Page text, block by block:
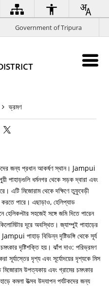
Government of Tripura
ভ্রমণ
জন্য প্রধান আকর্ষণ স্থান। Jampui
পাহাড়গুলি ধর্মনগর থেকে সড়ক দ্বারা এবং
এটি মিজোরাম থেকে দক্ষিণে তুফুবেড়ী
পারে। এছাড়াও, হেলিপ্যাড
সহজেই সঙ্গে জমি দিতে পারেন
দূরে অবস্থিত। জ্যাম্পুই পাহাড়ের
পাহাড় বিভিন্ন দৃষ্টিভঙ্গি থেকে সূর্য
দৃষ্টিশক্তি হয়। ঝাঁপ দাও: পরিভ্রমণ
সূর্যাস্তের দৃশ্য এবং সূর্যোদয়ের দৃশ্যকে মিস
মিজোরাম উপত্যকায় এবং গ্রামের চমৎকার
কমলা উত্সব উদযাপন পর্যটকদের জন্য